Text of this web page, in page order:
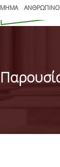
ΑΝΘΡΩΠΙΝΟ